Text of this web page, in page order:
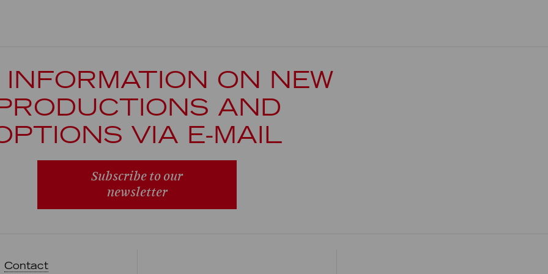
ON NEW
AND
VIA E-MAIL
Subscribe to our
newsletter
Contact